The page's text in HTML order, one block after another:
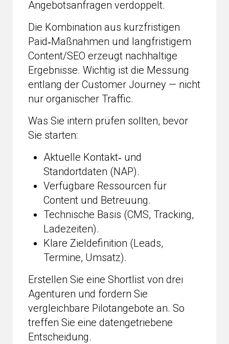
Angebotsanfragen verdoppelt.
Die Kombination aus kurzfristigen
Paid‑Maßnahmen und langfristigem
Content/SEO erzeugt nachhaltige
Ergebnisse. Wichtig ist die Messung
entlang der Customer Journey — nicht
nur organischer Traffic.
Was Sie intern prüfen sollten, bevor
Sie starten:
Aktuelle Kontakt‑ und
Standortdaten (NAP).
Verfügbare Ressourcen für
Content und Betreuung.
Technische Basis (CMS, Tracking,
Ladezeiten).
Klare Zieldefinition (Leads,
Termine, Umsatz).
Erstellen Sie eine Shortlist von drei
Agenturen und fordern Sie
vergleichbare Pilotangebote an. So
treffen Sie eine datengetriebene
Entscheidung.